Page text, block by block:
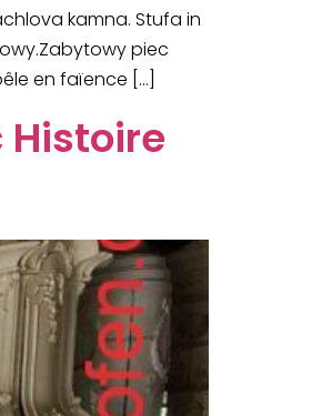
kamna. Stufa in
piec
en faïence […]